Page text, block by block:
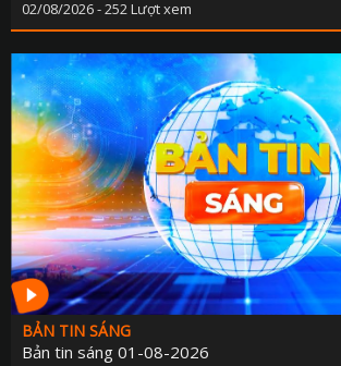
GÓP Ý DỰ THẢO
DÂN TỘC VÀ
02/08/2026 - 252 Lượt xem
BẢN TIN SÁNG
Bản tin sáng 01-08-2026